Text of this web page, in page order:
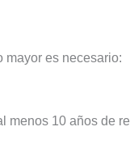
mayor es necesario:
menos 10 años de